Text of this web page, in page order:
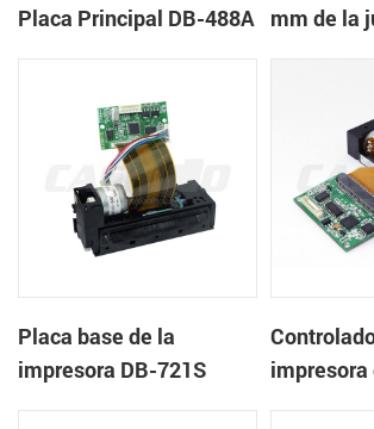
Placa Principal DB-488A mm de la
Placa base de la
impresora DB-721S
impresora